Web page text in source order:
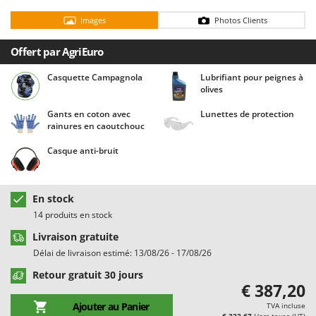
Chaudrons électriques pour polenta
Cisailles à gazon à batterie
Cisailles taille-haies manuelles
Climatiseurs
Compresseurs d'air électriques
Compresseurs pour la récolte des olives et la taille
Coupe-branches
Cultivateurs Tiller à ressorts - Extirpateurs
D
Débroussailleuses
Découpeurs plasma
Déplaqueuses de gazon
Barbieri
Batavia
Benassi
Beper
Berkel
Bernardi
Besser Vacuum
Beta tools
Bissell
Black & Decker
Bomet
Images Photos Clients
Offert par AgriEuro
Casquette Campagnola
Lubrifiant pour peignes à
olives
Gants en coton avec
rainures en caoutchouc
Lunettes de protection
Casque anti-bruit
En stock
14 produits en stock
Livraison gratuite
Délai de livraison estimé: 13/08/26 - 17/08/26
Retour gratuit 30 jours
Ajouter au Panier
€ 387,20
TVA incluse